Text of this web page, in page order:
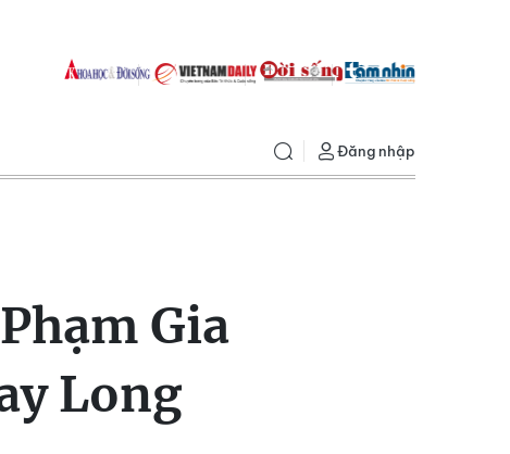
Đăng nhập
Gia
Long